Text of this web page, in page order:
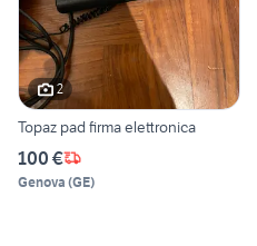
2
Topaz pad firma elettronica
100 €
Genova (GE)